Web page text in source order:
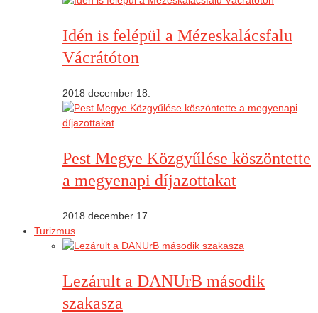
Idén is felépül a Mézeskalácsfalu
Vácrátóton
2018 december 18.
Pest Megye Közgyűlése köszöntette
a megyenapi díjazottakat
2018 december 17.
Turizmus
Lezárult a DANUrB második
szakasza